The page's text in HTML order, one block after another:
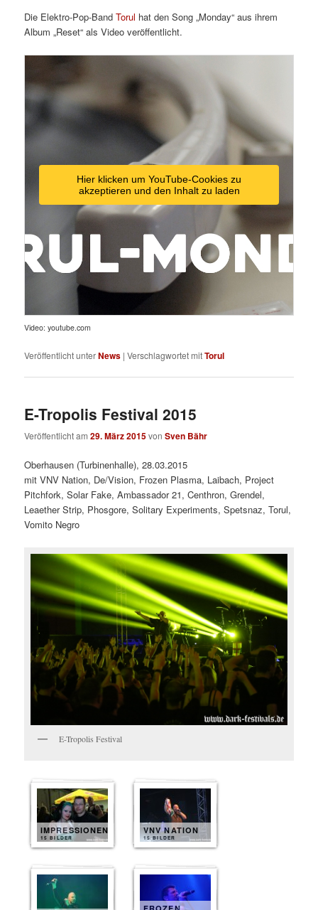
Die Elektro-Pop-BandTorul hat den Song „Monday“ aus ihrem
Album „Reset“ als Video veröffentlicht.
Hier klicken um YouTube-Cookies zu
akzeptieren und den Inhalt zu laden
Video: youtube.com
Veröffentlicht unterNews |Verschlagwortet mitTorul
E-Tropolis Festival 2015
Veröffentlicht am29. März 2015vonSven Bähr
Oberhausen (Turbinenhalle), 28.03.2015
mit VNV Nation, De/Vision, Frozen Plasma, Laibach, Project
Pitchfork, Solar Fake, Ambassador 21, Centhron, Grendel,
Leaether Strip, Phosgore, Solitary Experiments, Spetsnaz, Torul,
Vomito Negro
E-Tropolis Festival
IMPRESSIONEN
15 BILDER
VNV NATION
15 BILDER